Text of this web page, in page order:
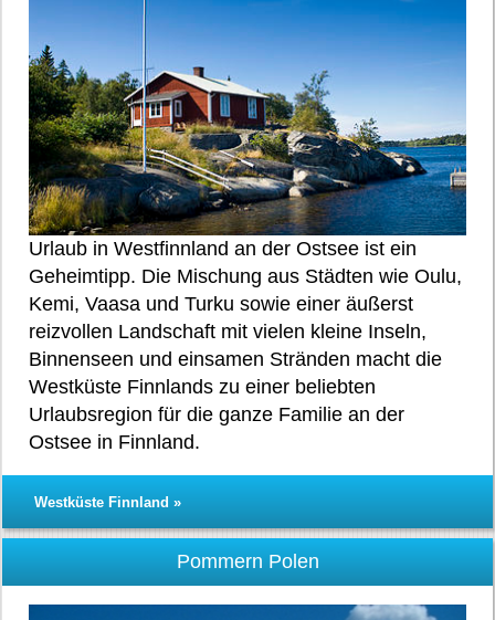
Urlaub in Westfinnland an der Ostsee ist ein
Geheimtipp. Die Mischung aus Städten wie Oulu,
Kemi, Vaasa und Turku sowie einer äußerst
reizvollen Landschaft mit vielen kleine Inseln,
Binnenseen und einsamen Stränden macht die
Westküste Finnlands zu einer beliebten
Urlaubsregion für die ganze Familie an der
Ostsee in Finnland.
Westküste Finnland »
Pommern Polen